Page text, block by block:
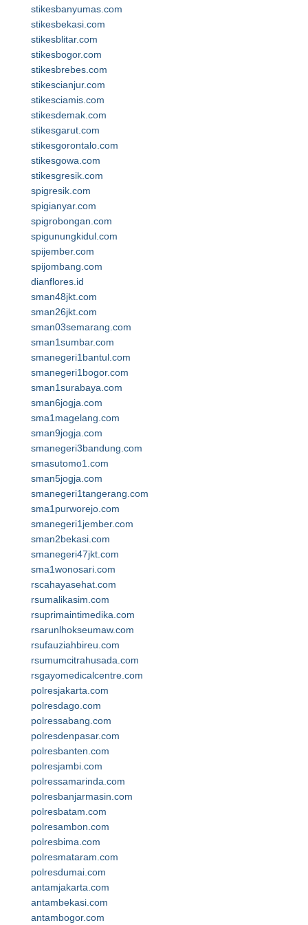
stikesbanyumas.com
stikesbekasi.com
stikesblitar.com
stikesbogor.com
stikesbrebes.com
stikescianjur.com
stikesciamis.com
stikesdemak.com
stikesgarut.com
stikesgorontalo.com
stikesgowa.com
stikesgresik.com
spigresik.com
spigianyar.com
spigrobongan.com
spigunungkidul.com
spijember.com
spijombang.com
dianflores.id
sman48jkt.com
sman26jkt.com
sman03semarang.com
sman1sumbar.com
smanegeri1bantul.com
smanegeri1bogor.com
sman1surabaya.com
sman6jogja.com
sma1magelang.com
sman9jogja.com
smanegeri3bandung.com
smasutomo1.com
sman5jogja.com
smanegeri1tangerang.com
sma1purworejo.com
smanegeri1jember.com
sman2bekasi.com
smanegeri47jkt.com
sma1wonosari.com
rscahayasehat.com
rsumalikasim.com
rsuprimaintimedika.com
rsarunlhokseumaw.com
rsufauziahbireu.com
rsumumcitrahusada.com
rsgayomedicalcentre.com
polresjakarta.com
polresdago.com
polressabang.com
polresdenpasar.com
polresbanten.com
polresjambi.com
polressamarinda.com
polresbanjarmasin.com
polresbatam.com
polresambon.com
polresbima.com
polresmataram.com
polresdumai.com
antamjakarta.com
antambekasi.com
antambogor.com